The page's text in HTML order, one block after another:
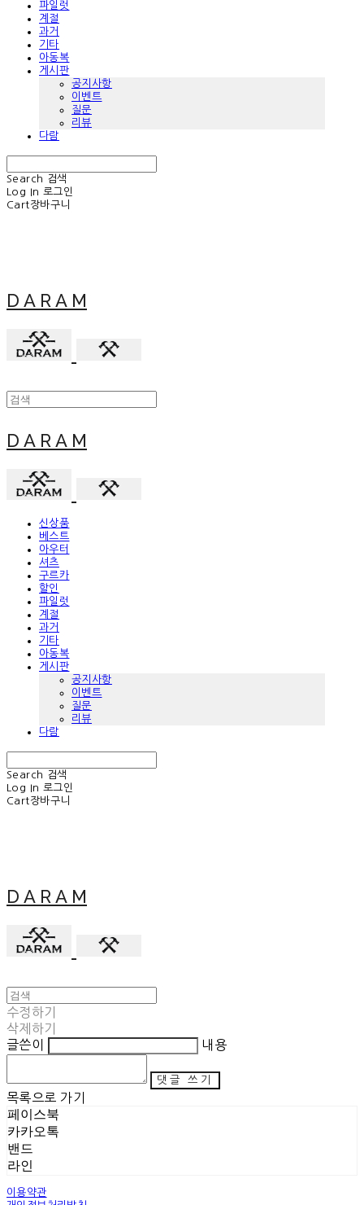
파일럿
계절
과거
기타
아동복
게시판
공지사항
이벤트
질문
리뷰
다람
Search
검색
Log In 로그인
Cart장바구니
D A R A M
D A R A M
신상품
베스트
아우터
셔츠
구르카
할인
파일럿
계절
과거
기타
아동복
게시판
공지사항
이벤트
질문
리뷰
다람
Search
검색
Log In 로그인
Cart장바구니
D A R A M
수정하기
삭제하기
글쓴이
내용
댓글 쓰기
목록으로 가기
페이스북
카카오톡
밴드
라인
이용약관